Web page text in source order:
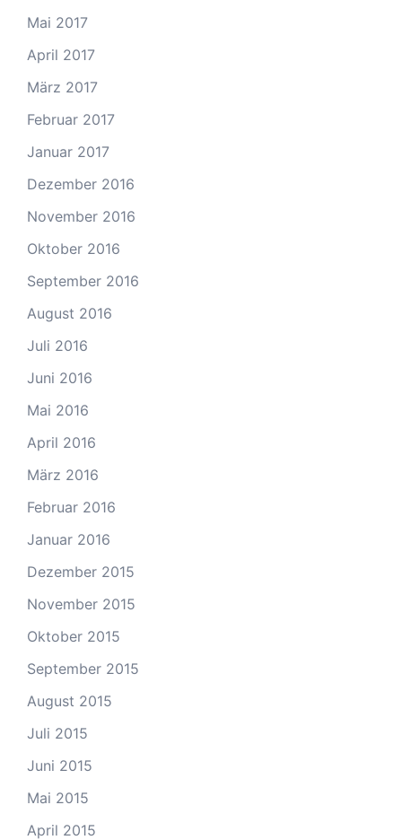
Mai 2017
April 2017
März 2017
Februar 2017
Januar 2017
Dezember 2016
November 2016
Oktober 2016
September 2016
August 2016
Juli 2016
Juni 2016
Mai 2016
April 2016
März 2016
Februar 2016
Januar 2016
Dezember 2015
November 2015
Oktober 2015
September 2015
August 2015
Juli 2015
Juni 2015
Mai 2015
April 2015